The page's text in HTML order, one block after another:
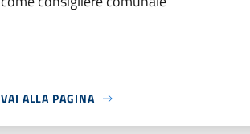
VAI ALLA PAGINA